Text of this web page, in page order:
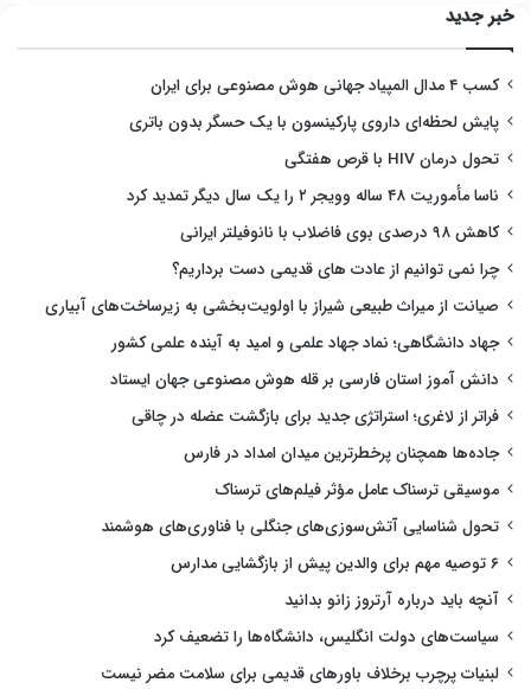
خبر جدید
کسب ۴ مدال المپیاد جهانی هوش مصنوعی برای ایران
پایش لحظه‌ای داروی پارکینسون با یک حسگر بدون باتری
تحول درمان HIV با قرص هفتگی
ناسا مأموریت ۴۸ ساله وویجر ۲ را یک سال دیگر تمدید کرد
کاهش ۹۸ درصدی بوی فاضلاب با نانوفیلتر ایرانی
چرا نمی توانیم از عادت های قدیمی دست برداریم؟
صیانت از میراث طبیعی شیراز با اولویت‌بخشی به زیرساخت‌های آبیاری
جهاد دانشگاهی؛ نماد جهاد علمی و امید به آینده علمی کشور
دانش آموز استان فارسی بر قله هوش مصنوعی جهان ایستاد
فراتر از لاغری؛ استراتژی جدید برای بازگشت عضله در چاقی
جاده‌ها همچنان پرخطرترین میدان امداد در فارس
موسیقی ترسناک عامل مؤثر فیلم‌های ترسناک
تحول شناسایی آتش‌سوزی‌های جنگلی با فناوری‌های هوشمند
۶ توصیه مهم برای والدین پیش از بازگشایی مدارس
آنچه باید درباره آرتروز زانو بدانید
سیاست‌های دولت انگلیس، دانشگاه‌ها را تضعیف کرد
لبنیات پرچرب برخلاف باورهای قدیمی برای سلامت مضر نیست